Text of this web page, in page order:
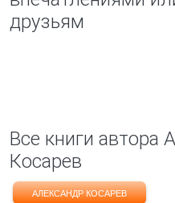
друзьям
Все книги автора
Косарев
АЛЕКСАНДР КОСАРЕВ